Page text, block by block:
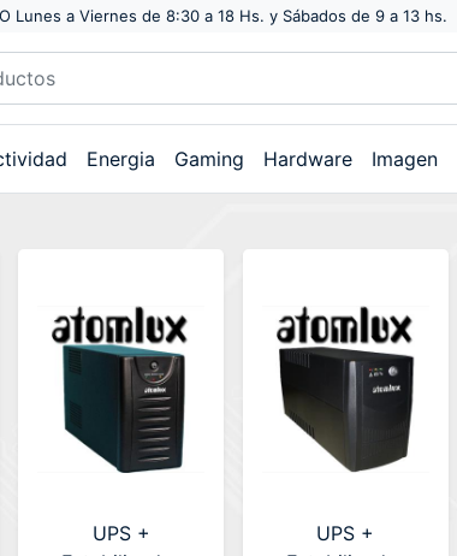
Lunes a Viernes de 8:30 a 18 Hs. y Sábados de 9 a 13 hs.
Energia Gaming Hardware Imagen
UPS +
UPS +